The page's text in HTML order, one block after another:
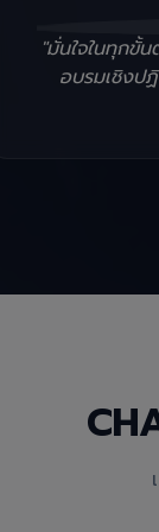
"มั่นใจในทุกขั้
อบรมเชิงป